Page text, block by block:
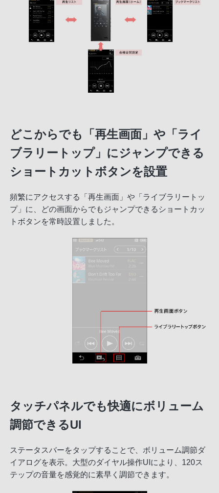
どこからでも「再生画面」や「ライ
ブラリートップ」にジャンプできる
ショートカットボタンを設置
頻繁にアクセスする「再生画面」や「ライブラリートッ
プ」に、どの画面からでもジャンプできるショートカッ
トボタンを常時設置しました。
タッチパネルでも快適にボリューム
調節できるUI
ステータスバーをタップすることで、ボリューム調節ダ
イアログを表示。大型のダイヤル操作UIにより、120ス
テップの音量を感覚的に素早く調節できます。